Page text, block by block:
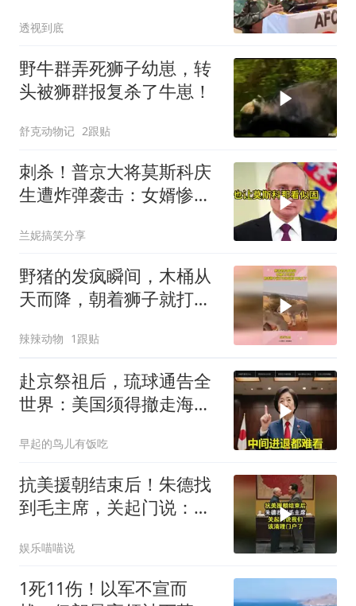
透视到底
野牛群弄死狮子幼崽，转
头被狮群报复杀了牛崽！
舒克动物记 2跟贴
刺杀！普京大将莫斯科庆
生遭炸弹袭击：女婿惨
兰妮搞笑分享
野猪的发疯瞬间，木桶从
天而降，朝着狮子就打去
辣辣动物 1跟贴
赴京祭祖后，琉球通告全
世界：美国须得撤走海马
早起的鸟儿有饭吃
抗美援朝结束后！朱德找
到毛主席，关起门说：我
娱乐喵喵说
1死11伤！以军不宣而